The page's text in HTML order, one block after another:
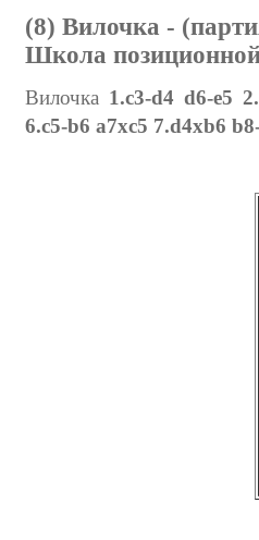
(8) Вилочка -
Школа
Вилочка 1.c3-d4 d6-e5
6.c5-b6 a7xc5 7.d4xb6